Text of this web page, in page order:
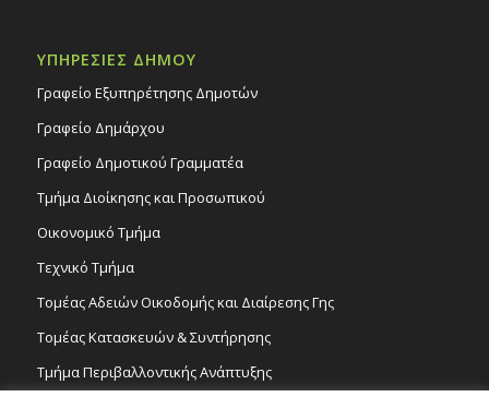
ΥΠΗΡΕΣΙΕΣ ΔΗΜΟΥ
Γραφείο Εξυπηρέτησης Δημοτών
Γραφείο Δημάρχου
Γραφείο Δημοτικού Γραμματέα
Τμήμα Διοίκησης και Προσωπικού
Οικονομικό Τμήμα
Τεχνικό Τμήμα
Τομέας Αδειών Οικοδομής και Διαίρεσης Γης
Τομέας Κατασκευών & Συντήρησης
Τμήμα Περιβαλλοντικής Ανάπτυξης